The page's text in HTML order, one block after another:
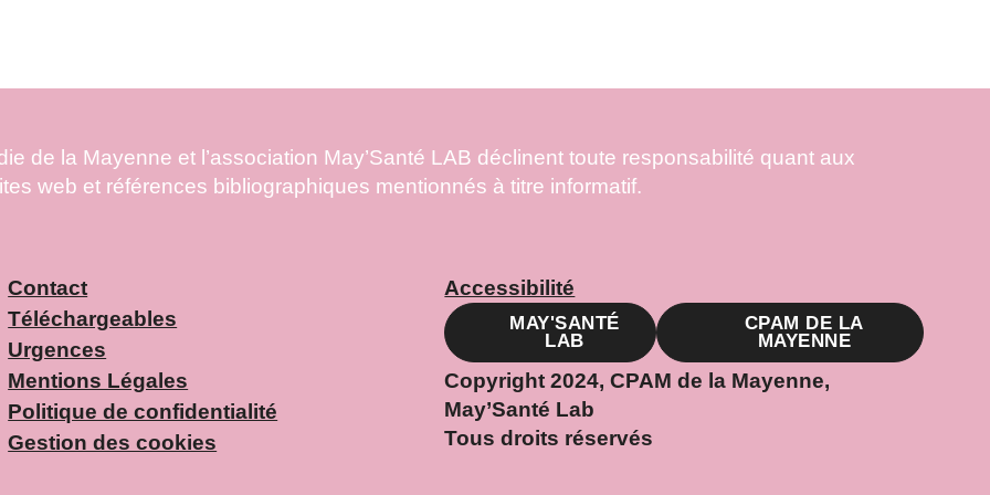
de la Mayenne et l’association May’Santé LAB déclinent toute responsabilité quant aux
web et références bibliographiques mentionnés à titre informatif.
Contact
Téléchargeables
Urgences
Mentions Légales
Politique de confidentialité
Gestion des cookies
Accessibilité
MAY'SANTÉ
LAB
CPAM DE LA
MAYENNE
Copyright 2024, CPAM de la Mayenne,
May’Santé Lab
Tous droits réservés